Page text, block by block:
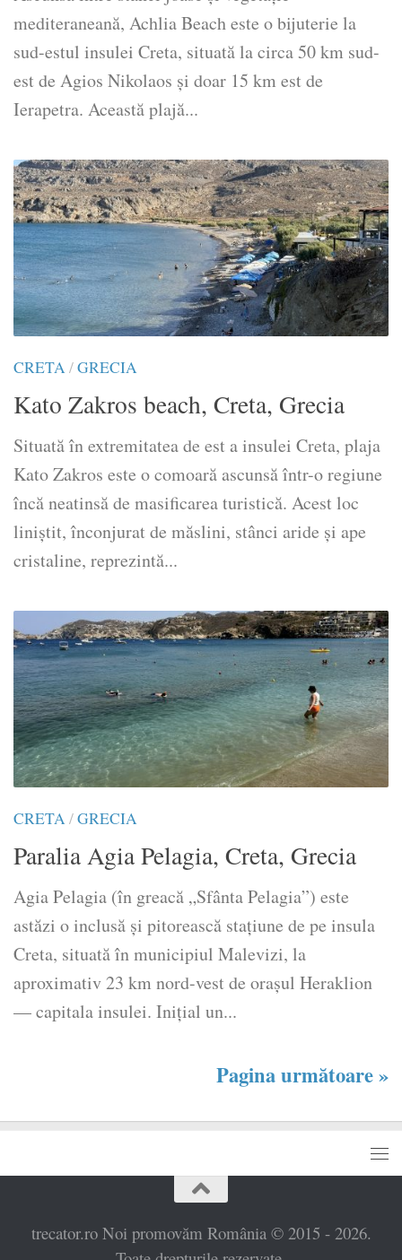
mediteraneană, Achlia Beach este o bijuterie la
sud-estul insulei Creta, situată la circa 50 km sud-
est de Agios Nikolaos și doar 15 km est de
Ierapetra. Această plajă...
CRETA/GRECIA
Kato Zakros beach, Creta, Grecia
Situată în extremitatea de est a insulei Creta, plaja
Kato Zakros este o comoară ascunsă într-o regiune
încă neatinsă de masificarea turistică. Acest loc
liniștit, înconjurat de măslini, stânci aride și ape
cristaline, reprezintă...
CRETA/GRECIA
Paralia Agia Pelagia, Creta, Grecia
Agia Pelagia (în greacă „Sfânta Pelagia”) este
astăzi o inclusă și pitorească stațiune de pe insula
Creta, situată în municipiul Malevizi, la
aproximativ 23 km nord-vest de oraşul Heraklion
— capitala insulei. Inițial un...
Pagina următoare »
trecator.ro Noi promovăm România © 2015 - 2026.